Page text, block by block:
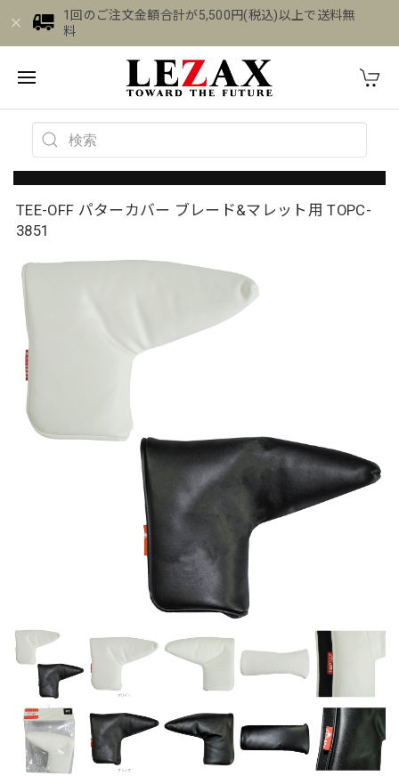
1回のご注文金額合計が5,500円(税込)以上で送料無
料
TEE-OFF パターカバー ブレード&マレット用 TOPC-
3851